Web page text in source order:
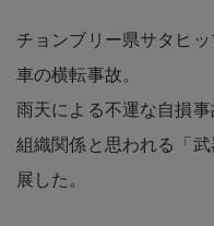
チョンブリー県サタヒ
車の横転事故。
雨天による不運な自損
組織関係と思われる「
展した。